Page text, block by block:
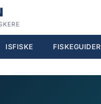
ISFISKE FISKEGUIDER